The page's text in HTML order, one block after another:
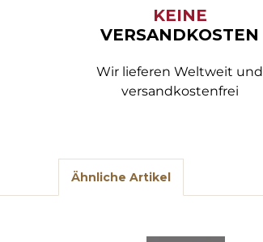
KEINE
VERSANDKOSTEN
Wir lieferen Weltweit und
versandkostenfrei
Ähnliche Artikel